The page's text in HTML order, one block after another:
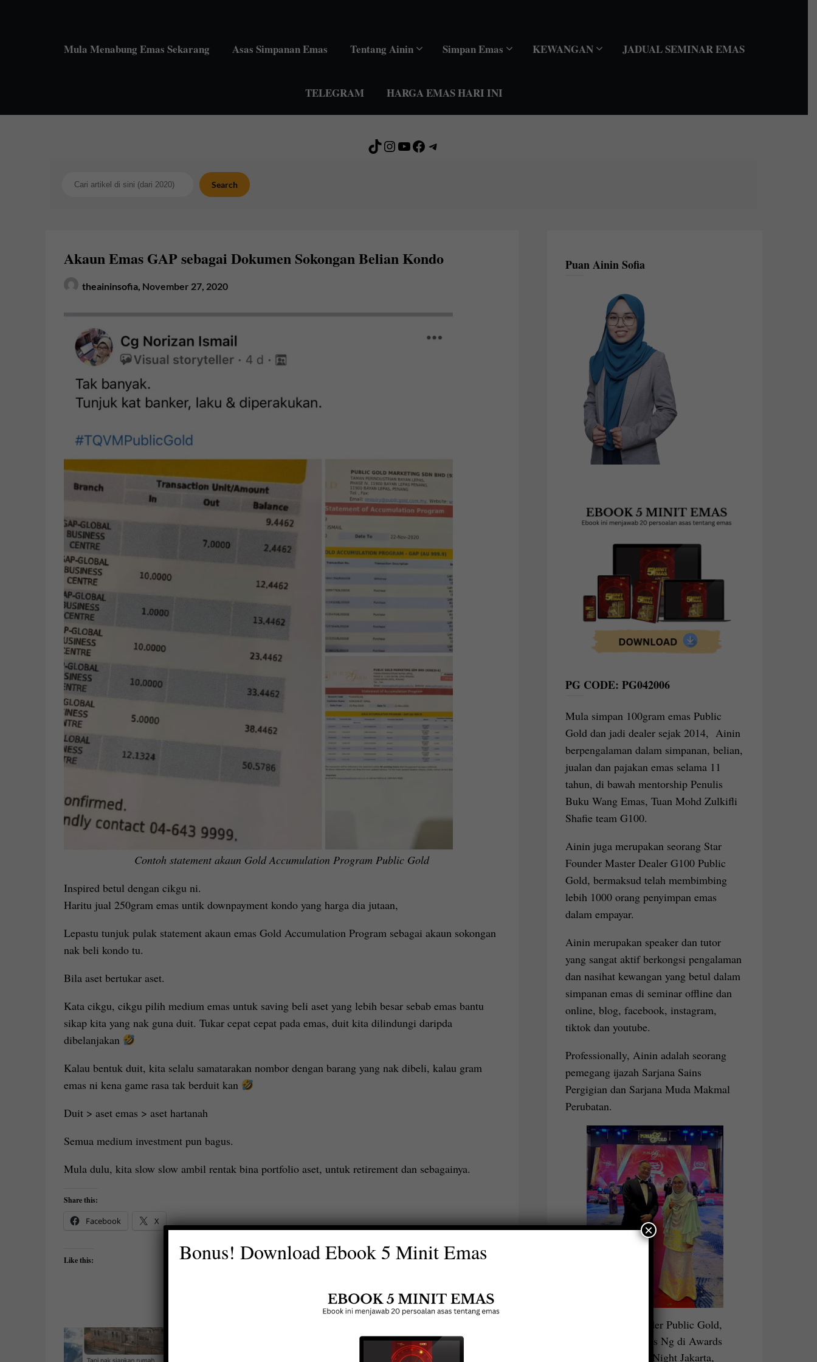
Mula Menabung Emas Sekarang Asas Simpanan Emas Tentang Ainin Simpan Emas KEWANGAN JADUAL SEMINAR EMAS
TELEGRAM HARGA EMAS HARI INI
TikTok
Instagram
YouTube
Facebook
Telegram
Search Search
Akaun Emas GAP sebagai Dokumen Sokongan Belian Kondo
theaininsofia, November 27, 2020
Contoh statement akaun Gold Accumulation Program Public Gold
Inspired betul dengan cikgu ni.
Haritu jual 250gram emas untik downpayment kondo yang harga dia jutaan,
Lepastu tunjuk pulak statement akaun emas Gold Accumulation Program sebagai akaun sokongan
nak beli kondo tu.
Bila aset bertukar aset.
Kata cikgu, cikgu pilih medium emas untuk saving beli aset yang lebih besar sebab emas bantu
sikap kita yang nak guna duit. Tukar cepat cepat pada emas, duit kita dilindungi daripda
dibelanjakan
Kalau bentuk duit, kita selalu samatarakan nombor dengan barang yang nak dibeli, kalau gram
emas ni kena game rasa tak berduit kan
Duit > aset emas > aset hartanah
Semua medium investment pun bagus.
Mula dulu, kita slow slow ambil rentak bina portfolio aset, untuk retirement dan sebagainya.
Share this:
Facebook X
Like this:
Akaun Emas GAP vs Emas Fizikal.
Mana lebih untung?
Akaun Emas GAP vs Emas Fizikal.
Puan Ainin Sofia
PG CODE: PG042006
Mula simpan 100gram emas Public
Gold dan jadi dealer sejak 2014, Ainin
berpengalaman dalam simpanan, belian,
jualan dan pajakan emas selama 11
tahun, di bawah mentorship Penulis
Buku Wang Emas, Tuan Mohd Zulkifli
Shafie team G100.
Ainin juga merupakan seorang Star
Founder Master Dealer G100 Public
Gold, bermaksud telah membimbing
lebih 1000 orang penyimpan emas
dalam empayar.
Ainin merupakan speaker dan tutor
yang sangat aktif berkongsi pengalaman
dan nasihat kewangan yang betul dalam
simpanan emas di seminar offline dan
online, blog, facebook, instagram,
tiktok dan youtube.
Professionally, Ainin adalah seorang
pemegang ijazah Sarjana Sains
Pergigian dan Sarjana Muda Makmal
Perubatan.
bersama Founder Public Gold,
Dato Seri Louis Ng di Awards
Recognition Night Jakarta,
Bonus! Download Ebook 5 Minit Emas
×